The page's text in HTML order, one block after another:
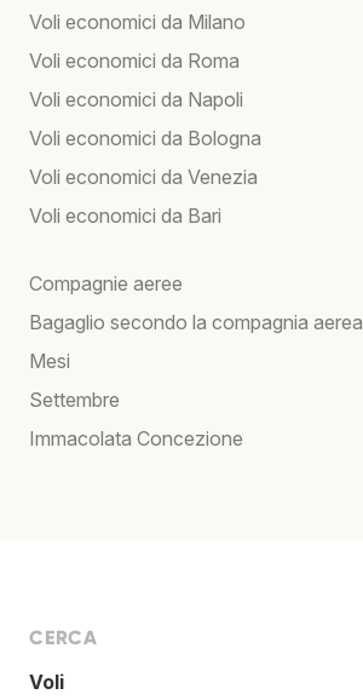
Voli economici da Milano
Voli economici da Roma
Voli economici da Napoli
Voli economici da Bologna
Voli economici da Venezia
Voli economici da Bari
Compagnie aeree
Bagaglio secondo la compagnia aerea
Mesi
Settembre
Immacolata Concezione
CERCA
Voli